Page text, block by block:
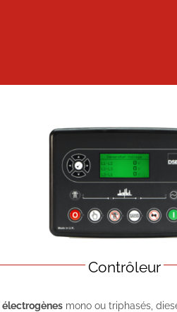
Contrôleur
mono ou triphasés,